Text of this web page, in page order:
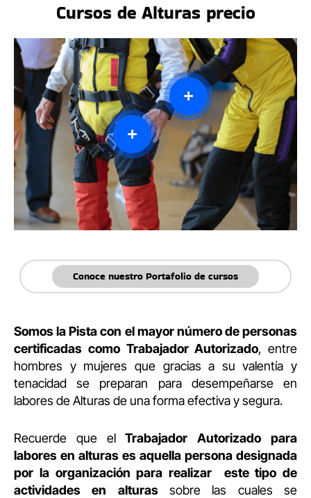
Cursos de Alturas precio
Conoce nuestro Portafolio de cursos
Somos la Pista con el mayor número de personas
certificadas como Trabajador Autorizado, entre
hombres y mujeres que gracias a su valentía y
tenacidad se preparan para desempeñarse en
labores de Alturas de una forma efectiva y segura.
Recuerde que elTrabajador Autorizado
para
labores en alturas es aquella persona designada
por la organización para realizar este tipo de
actividades en alturassobre las cuales se